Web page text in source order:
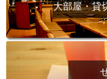
大部屋・貸